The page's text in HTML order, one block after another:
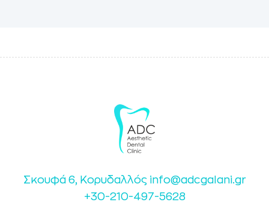
Σκουφά 6, Κορυδαλλός info@adcgalani.gr
+30-210-497-5628